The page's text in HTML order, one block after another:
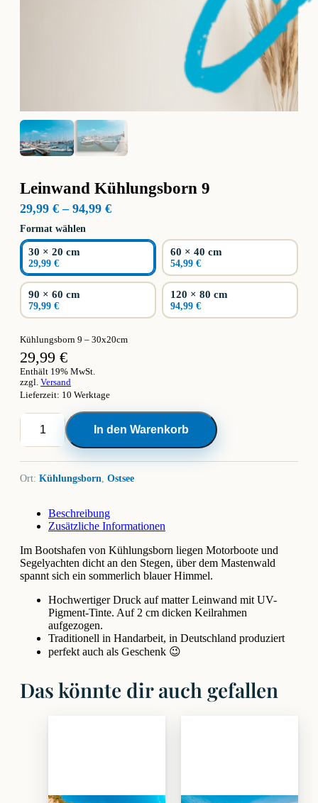
Leinwand Kühlungsborn 9
29,99 € – 94,99 €Preisspanne:
bis
Format wählen
30 × 20 cm
29,99 €
60 × 40 cm
54,99 €
90 × 60 cm
79,99 €
120 × 80 cm
94,99 €
Kühlungsborn 9 – 30x20cm
29,99 €
Enthält 19% MwSt.
zzgl. Versand
Lieferzeit: 10 Werktage
Leinwand
Kühlungsborn
9
In den Warenkorb
Ort: Kühlungsborn, Ostsee
Beschreibung
Zusätzliche Informationen
Im Bootshafen von Kühlungsborn liegen Motorboote und
Segelyachten dicht an den Stegen, über dem Mastenwald
spannt sich ein sommerlich blauer Himmel.
Hochwertiger Druck auf matter Leinwand mit UV-
Pigment-Tinte. Auf 2 cm dicken Keilrahmen
aufgezogen.
Traditionell in Handarbeit, in Deutschland produziert
perfekt auch als Geschenk 😉
Das könnte dir auch gefallen